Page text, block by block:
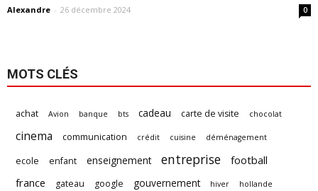
Alexandre - 26 décembre 2024 0
MOTS CLÉS
achat Avion banque bts cadeau carte de visite chocolat
cinema communication crédit cuisine déménagement
ecole enfant enseignement entreprise
football
france
gateau google gouvernement hiver hollande